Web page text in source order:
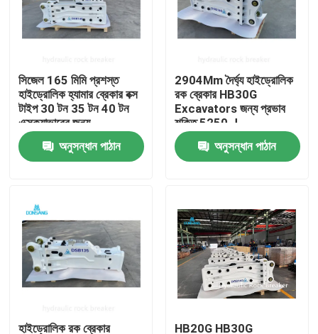
বাড়ি
পণ্য
সিজেল 165 মিমি প্রশস্ত
হাইড্রোলিক হ্যামার ব্রেকার বক্স
টাইপ 30 টন 35 টন 40 টন
এক্সক্যাভারের জন্য
অনুসন্ধান পাঠান
2904Mm দৈর্ঘ্য হাইড্রোলিক
রক ব্রেকার HB30G
Excavators জন্য প্রভাব
শক্তি 5250 J
অনুসন্ধান পাঠান
হাইড্রোলিক রক ব্রেকার
HB20G HB30G